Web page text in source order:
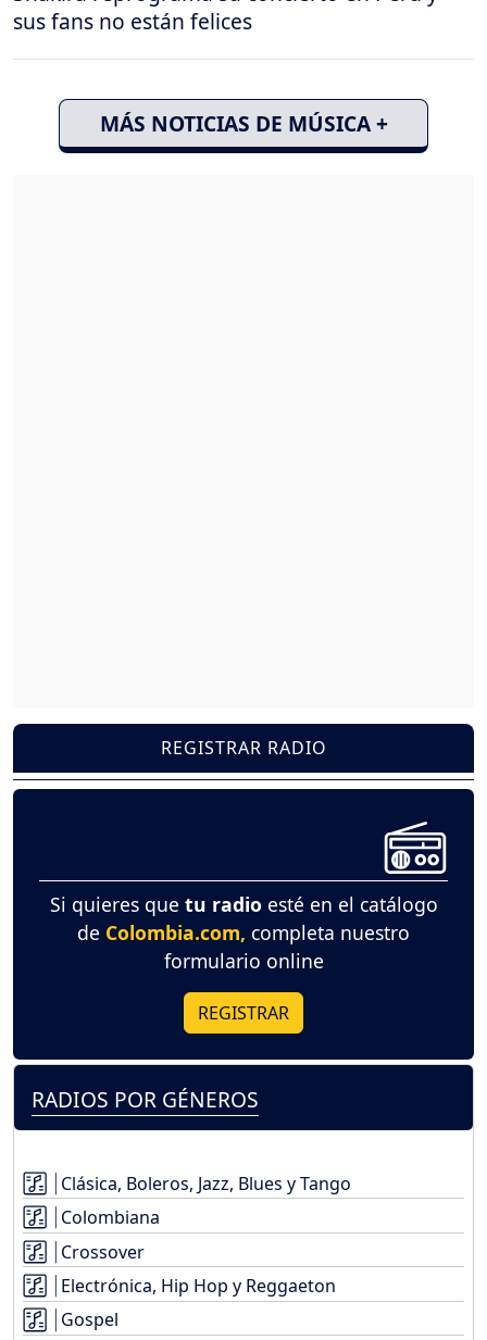
sus fans no están felices
MÁS NOTICIAS DE MÚSICA +
REGISTRAR RADIO
Si quieres que tu radio esté en el catálogo
de Colombia.com, completa nuestro
formulario online
REGISTRAR
RADIOS POR GÉNEROS
Clásica, Boleros, Jazz, Blues y Tango
Colombiana
Crossover
Electrónica, Hip Hop y Reggaeton
Gospel